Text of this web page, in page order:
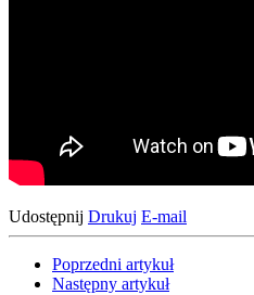
Udostępnij Drukuj E-mail
Poprzedni artykuł
Następny artykuł